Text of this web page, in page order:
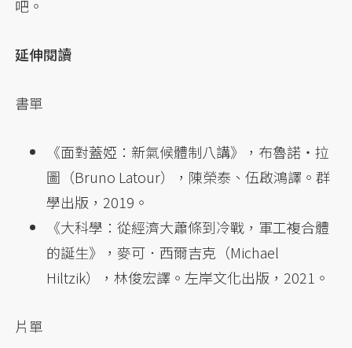
吧。
延伸閱讀
書單
《面對蓋婭：新氣候體制八講》，布魯諾・拉
圖（Bruno Latour），陳榮泰、伍啟鴻譯。群
學出版，2019。
《大科學：從經濟大蕭條到冷戰，軍工複合體
的誕生》，麥可．西爾吉克（Michael
Hiltzik），林俊宏譯。左岸文化出版，2021。
片單